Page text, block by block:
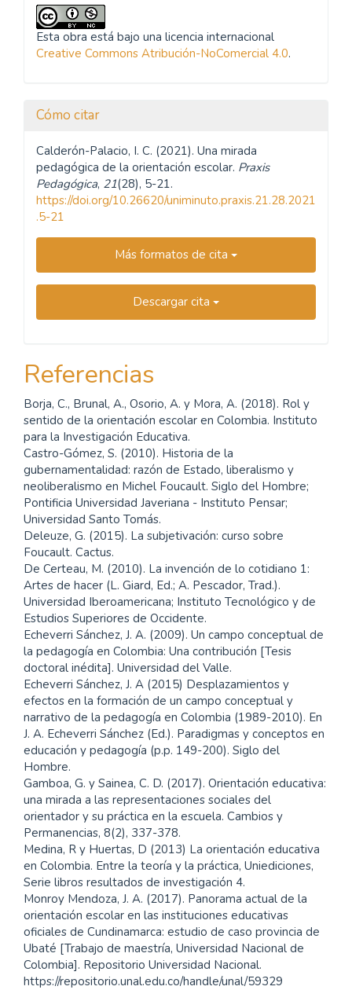
Esta obra está bajo una licencia internacional
Creative Commons Atribución-NoComercial 4.0.
Cómo citar
Calderón-Palacio, I. C. (2021). Una mirada
pedagógica de la orientación escolar. Praxis
Pedagógica, 21(28), 5-21.
https://doi.org/10.26620/uniminuto.praxis.21.28.2021
.5-21
Más formatos de cita
Descargar cita
Referencias
Borja, C., Brunal, A., Osorio, A. y Mora, A. (2018). Rol y
sentido de la orientación escolar en Colombia. Instituto
para la Investigación Educativa.
Castro-Gómez, S. (2010). Historia de la
gubernamentalidad: razón de Estado, liberalismo y
neoliberalismo en Michel Foucault. Siglo del Hombre;
Pontificia Universidad Javeriana - Instituto Pensar;
Universidad Santo Tomás.
Deleuze, G. (2015). La subjetivación: curso sobre
Foucault. Cactus.
De Certeau, M. (2010). La invención de lo cotidiano 1:
Artes de hacer (L. Giard, Ed.; A. Pescador, Trad.).
Universidad Iberoamericana; Instituto Tecnológico y de
Estudios Superiores de Occidente.
Echeverri Sánchez, J. A. (2009). Un campo conceptual de
la pedagogía en Colombia: Una contribución [Tesis
doctoral inédita]. Universidad del Valle.
Echeverri Sánchez, J. A (2015) Desplazamientos y
efectos en la formación de un campo conceptual y
narrativo de la pedagogía en Colombia (1989-2010). En
J. A. Echeverri Sánchez (Ed.). Paradigmas y conceptos en
educación y pedagogía (p.p. 149-200). Siglo del
Hombre.
Gamboa, G. y Sainea, C. D. (2017). Orientación educativa:
una mirada a las representaciones sociales del
orientador y su práctica en la escuela. Cambios y
Permanencias, 8(2), 337-378.
Medina, R y Huertas, D (2013) La orientación educativa
en Colombia. Entre la teoría y la práctica, Uniediciones,
Serie libros resultados de investigación 4.
Monroy Mendoza, J. A. (2017). Panorama actual de la
orientación escolar en las instituciones educativas
oficiales de Cundinamarca: estudio de caso provincia de
Ubaté [Trabajo de maestría, Universidad Nacional de
Colombia]. Repositorio Universidad Nacional.
https://repositorio.unal.edu.co/handle/unal/59329